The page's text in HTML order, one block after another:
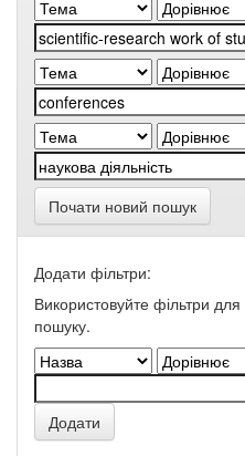
Почати новий пошук
Додати фільтри:
Використовуйте фільтри для
пошуку.